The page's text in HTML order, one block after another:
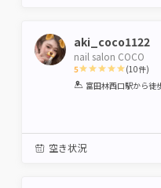
aki_coco1122
nail salon COCO
5
1 2 3 4 5
(10件)
富田林西口駅から徒
空き状況